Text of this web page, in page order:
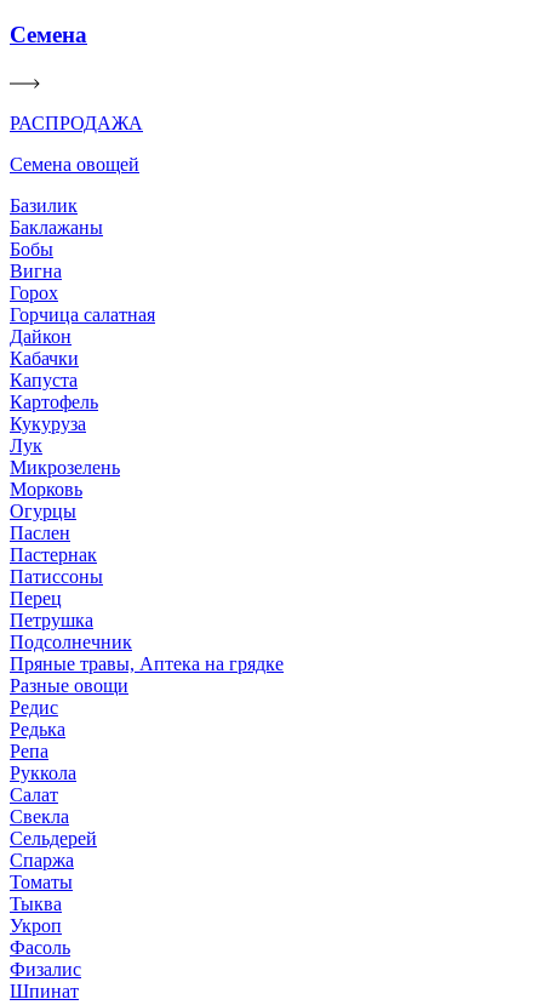
Семена
РАСПРОДАЖА
Семена овощей
Базилик
Баклажаны
Бобы
Вигна
Горох
Горчица салатная
Дайкон
Кабачки
Капуста
Картофель
Кукуруза
Лук
Микрозелень
Морковь
Огурцы
Паслен
Пастернак
Патиссоны
Перец
Петрушка
Подсолнечник
Пряные травы, Аптека на грядке
Разные овощи
Редис
Редька
Репа
Руккола
Салат
Свекла
Сельдерей
Спаржа
Томаты
Тыква
Укроп
Фасоль
Физалис
Шпинат